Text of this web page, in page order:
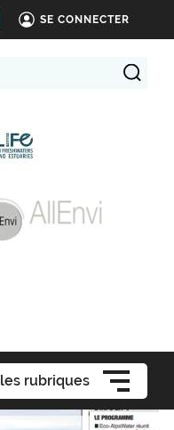
SE CONNECTER
rubriques